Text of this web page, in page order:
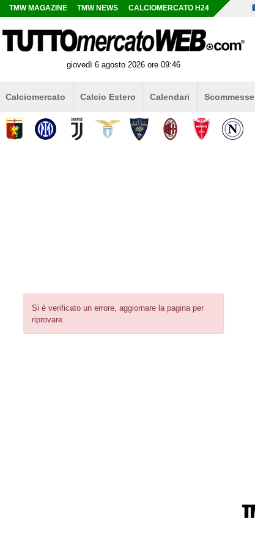
Si è verificato un errore, aggiornare la pagina per
riprovare.
TMW MAGAZINE TMW NEWS CALCIOMERCATO H24
giovedì 6 agosto 2026 ore 09:46
Calciomercato Calcio Estero Calendari Scommesse